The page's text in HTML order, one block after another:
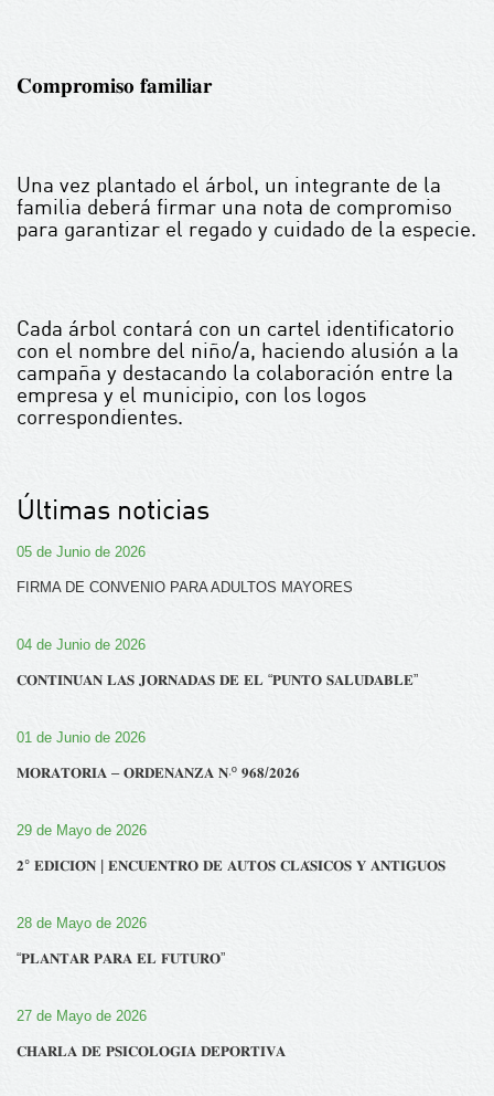
𝐂𝐨𝐦𝐩𝐫𝐨𝐦𝐢𝐬𝐨 𝐟𝐚𝐦𝐢𝐥𝐢𝐚𝐫
Una vez plantado el árbol, un integrante de la
familia deberá firmar una nota de compromiso
para garantizar el regado y cuidado de la especie.
Cada árbol contará con un cartel identificatorio
con el nombre del niño/a, haciendo alusión a la
campaña y destacando la colaboración entre la
empresa y el municipio, con los logos
correspondientes.
Últimas noticias
05 de Junio de 2026
FIRMA DE CONVENIO PARA ADULTOS MAYORES
04 de Junio de 2026
𝐂𝐎𝐍𝐓𝐈𝐍𝐔́𝐀𝐍 𝐋𝐀𝐒 𝐉𝐎𝐑𝐍𝐀𝐃𝐀𝐒 𝐃𝐄 𝐄𝐋 “𝐏𝐔𝐍𝐓𝐎 𝐒𝐀𝐋𝐔𝐃𝐀𝐁𝐋𝐄”
01 de Junio de 2026
𝐌𝐎𝐑𝐀𝐓𝐎𝐑𝐈𝐀 – 𝐎𝐑𝐃𝐄𝐍𝐀𝐍𝐙𝐀 𝐍‧º 𝟗𝟔𝟖/𝟐𝟎𝟐𝟔
29 de Mayo de 2026
𝟐° 𝐄𝐃𝐈𝐂𝐈𝐎́𝐍 | 𝐄𝐍𝐂𝐔𝐄𝐍𝐓𝐑𝐎 𝐃𝐄 𝐀𝐔𝐓𝐎𝐒 𝐂𝐋𝐀́𝐒𝐈𝐂𝐎𝐒 𝐘 𝐀𝐍𝐓𝐈𝐆𝐔𝐎𝐒
28 de Mayo de 2026
“𝐏𝐋𝐀𝐍𝐓𝐀𝐑 𝐏𝐀𝐑𝐀 𝐄𝐋 𝐅𝐔𝐓𝐔𝐑𝐎”
27 de Mayo de 2026
𝐂𝐇𝐀𝐑𝐋𝐀 𝐃𝐄 𝐏𝐒𝐈𝐂𝐎𝐋𝐎𝐆𝐈́𝐀 𝐃𝐄𝐏𝐎𝐑𝐓𝐈𝐕𝐀